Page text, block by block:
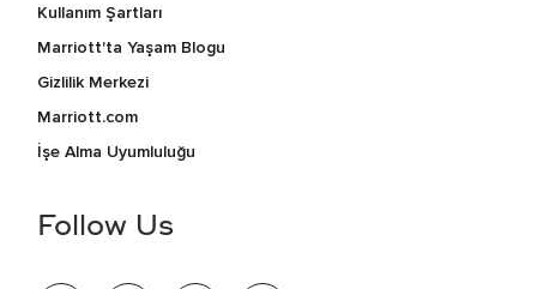
Kullanım Şartları
Marriott'ta Yaşam Blogu
Gizlilik Merkezi
Marriott.com
İşe Alma Uyumluluğu
Follow Us